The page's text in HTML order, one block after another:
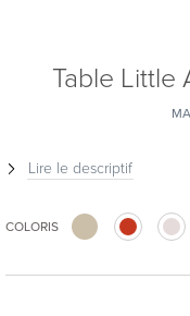
Table Little
Lire le descriptif
COLORIS